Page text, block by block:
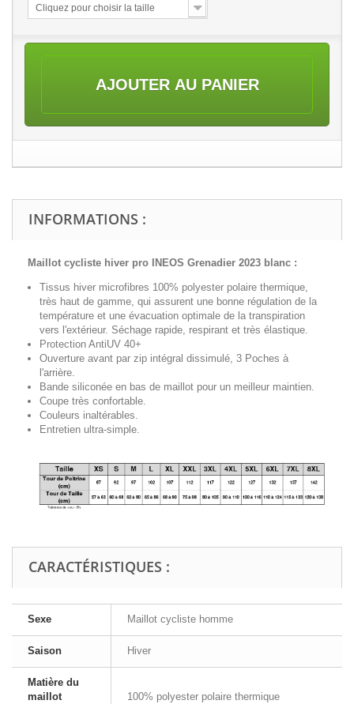
Cliquez pour choisir la taille
AJOUTER AU PANIER
INFORMATIONS :
Maillot cycliste hiver pro INEOS Grenadier 2023 blanc :
Tissus hiver microfibres 100% polyester polaire thermique,
très haut de gamme, qui assurent une bonne régulation de la
température et une évacuation optimale de la transpiration
vers l'extérieur. Séchage rapide, respirant et très élastique.
Protection AntiUV 40+
Ouverture avant par zip intégral dissimulé, 3 Poches à
l'arrière.
Bande siliconée en bas de maillot pour un meilleur maintien.
Coupe très confortable.
Couleurs inaltérables.
Entretien ultra-simple.
CARACTÉRISTIQUES :
Sexe Maillot cycliste homme
Saison Hiver
Matière du
maillot
100% polyester polaire thermique